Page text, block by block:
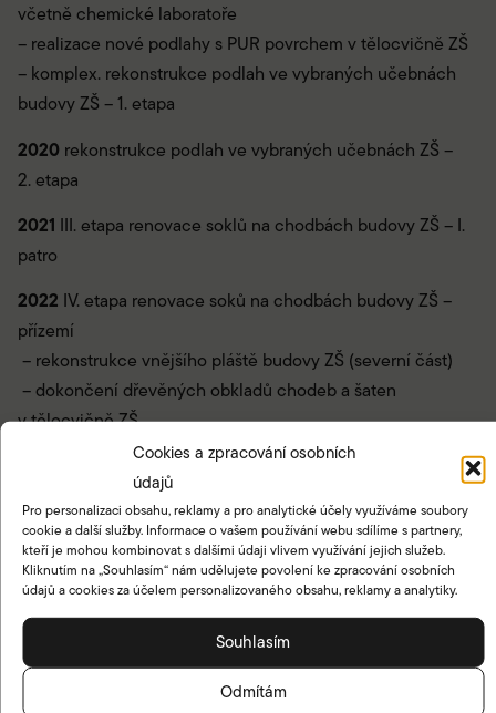
Cookies a zpracování osobních
údajů
Pro personalizaci obsahu, reklamy a pro analytické účely využíváme soubory
cookie a další služby. Informace o vašem používání webu sdílíme s partnery,
kteří je mohou kombinovat s dalšími údaji vlivem využívání jejich služeb.
Kliknutím na „Souhlasím“ nám udělujete povolení ke zpracování osobních
údajů a cookies za účelem personalizovaného obsahu, reklamy a analytiky.
Souhlasím
Odmítám
včetně chemické laboratoře
– realizace nové podlahy s PUR povrchem v tělocvičně ZŠ
– komplex. rekonstrukce podlah ve vybraných učebnách
budovy ZŠ – 1. etapa
2020 rekonstrukce podlah ve vybraných učebnách ZŠ –
2. etapa
2021 III. etapa renovace soklů na chodbách budovy ZŠ – I.
patro
2022 IV. etapa renovace soků na chodbách budovy ZŠ –
přízemí
– rekonstrukce vnějšího pláště budovy ZŠ (severní část)
– dokončení dřevěných obkladů chodeb a šaten
v tělocvičně ZŠ
– rekonstrukce náměstí Komenského
rekonstrukce vnějšího pláště budovy ZŠ (západní
část)
2024konkurzním řízením nově obsazeno místo ředitele
(Ing. Petr Hlinka, MBA, Dis.)
Jak se u nás učí - Vize školy